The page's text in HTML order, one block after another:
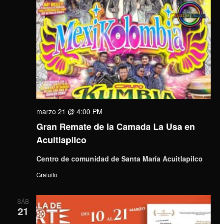
Gran Remate de la Camada La Usa en
Acuitlapilco
marzo 21 @ 4:00 PM
Centro de comunidad de Santa María Acuitlapilco
Gratuito
SÁB
21